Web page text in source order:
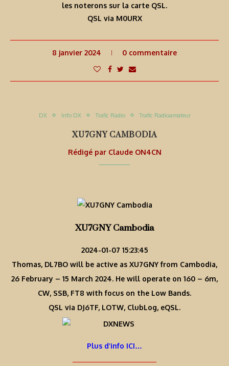
les noterons sur la carte QSL.
QSL via M0URX
8 janvier 2024 0 commentaire
DX Info DX Trafic Radio Trafic Radioamateur
XU7GNY CAMBODIA
Rédigé par Claude ON4CN
XU7GNY Cambodia
2024-01-07 15:23:45
Thomas, DL7BO will be active as XU7GNY from Cambodia,
26 February – 15 March 2024. He will operate on 160 – 6m,
CW, SSB, FT8 with focus on the Low Bands.
QSL via DJ6TF, LOTW, ClubLog, eQSL.
Plus d’info ICI…